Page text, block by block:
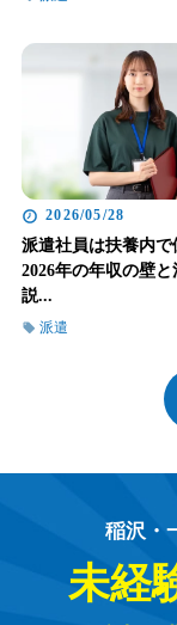
2026/05/28
派遣社員は扶養内で
2026年の年収の壁
説...
派遣
稲沢・
未経